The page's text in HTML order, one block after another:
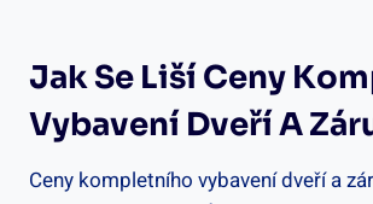
Jak Se Liší Ceny
Vybavení Dveří A
Ceny kompletního vybavení dveří a